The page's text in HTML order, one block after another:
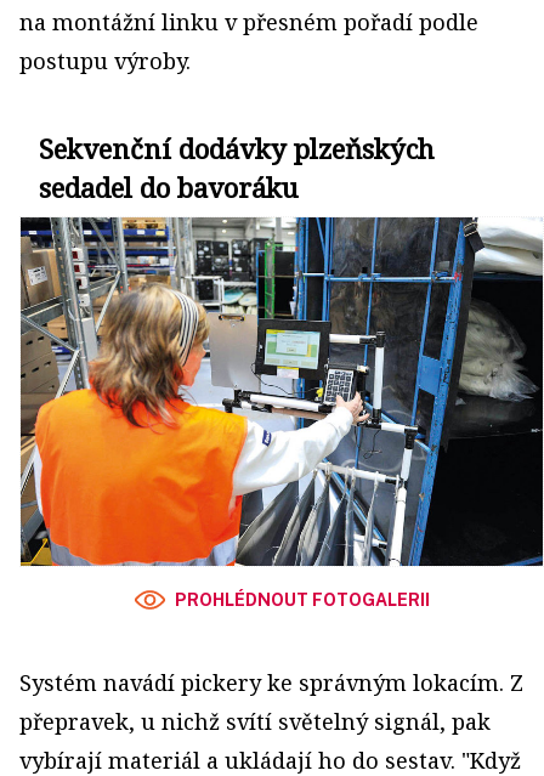
na montážní linku v přesném pořadí podle
postupu výroby.
Sekvenční dodávky plzeňských
sedadel do bavoráku
PROHLÉDNOUT FOTOGALERII
Systém navádí pickery ke správným lokacím. Z
přepravek, u nichž svítí světelný signál, pak
vybírají materiál a ukládají ho do sestav. "Když